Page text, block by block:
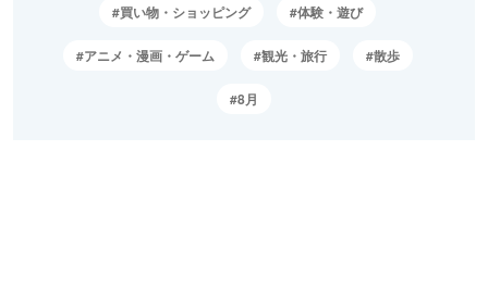
買い物・ショッピング 体験・遊び
アニメ・漫画・ゲーム 観光・旅行 散歩
8月